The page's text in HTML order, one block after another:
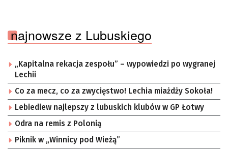
najnowsze z Lubuskiego
„Kapitalna rekacja zespołu” – wypowiedzi po wygranej
Lechii
Co za mecz, co za zwycięstwo! Lechia miażdży Sokoła!
Lebiediew najlepszy z lubuskich klubów w GP Łotwy
Odra na remis z Polonią
Piknik w „Winnicy pod Wieżą”